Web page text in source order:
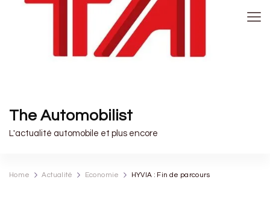
The Automobilist
L'actualité automobile et plus encore
Home Actualité Economie HYVIA : Fin de parcours